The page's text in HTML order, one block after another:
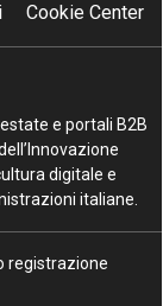
Cookie Center
e portali B2B
digitale e
italiane.
registrazione